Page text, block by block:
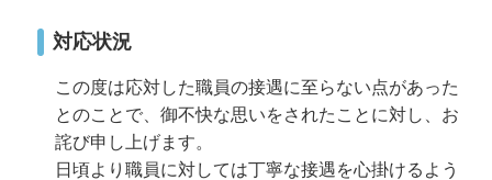
対応状況
この度は応対した職員の接遇に至らない点があった
とのことで、御不快な思いをされたことに対し、お
詫び申し上げます。
日頃より職員に対しては丁寧な接遇を心掛けるよう